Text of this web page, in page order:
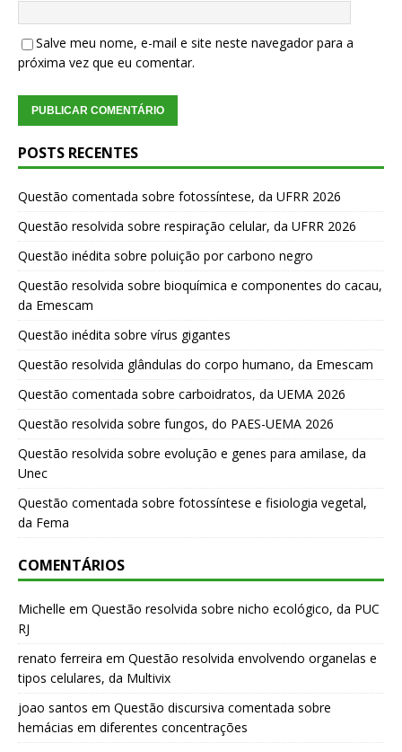
Salve meu nome, e-mail e site neste navegador para a
próxima vez que eu comentar.
POSTS RECENTES
Questão comentada sobre fotossíntese, da UFRR 2026
Questão resolvida sobre respiração celular, da UFRR 2026
Questão inédita sobre poluição por carbono negro
Questão resolvida sobre bioquímica e componentes do cacau,
da Emescam
Questão inédita sobre vírus gigantes
Questão resolvida glândulas do corpo humano, da Emescam
Questão comentada sobre carboidratos, da UEMA 2026
Questão resolvida sobre fungos, do PAES-UEMA 2026
Questão resolvida sobre evolução e genes para amilase, da
Unec
Questão comentada sobre fotossíntese e fisiologia vegetal,
da Fema
COMENTÁRIOS
Michelle em Questão resolvida sobre nicho ecológico, da PUC
RJ
renato ferreira em Questão resolvida envolvendo organelas e
tipos celulares, da Multivix
joao santos em Questão discursiva comentada sobre
hemácias em diferentes concentrações